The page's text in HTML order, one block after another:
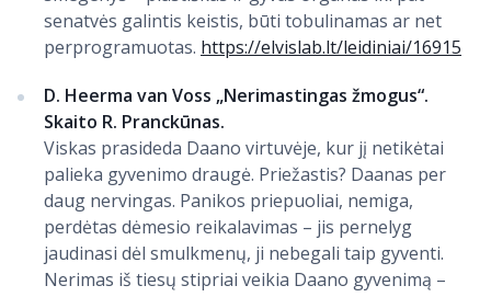
senatvės galintis keistis, būti tobulinamas ar net
perprogramuotas. https://elvislab.lt/leidiniai/16915
D. Heerma van Voss „Nerimastingas žmogus“.
Skaito R. Pranckūnas.
Viskas prasideda Daano virtuvėje, kur jį netikėtai
palieka gyvenimo draugė. Priežastis? Daanas per
daug nervingas. Panikos priepuoliai, nemiga,
perdėtas dėmesio reikalavimas – jis pernelyg
jaudinasi dėl smulkmenų, ji nebegali taip gyventi.
Nerimas iš tiesų stipriai veikia Daano gyvenimą –